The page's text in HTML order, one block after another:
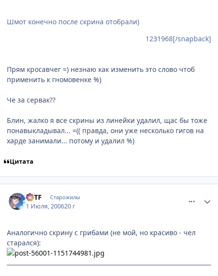
Шмот конечно после скрина отобрали)
1231968[/snapback]
Прям кросавчег =) незнаю как изменить это слово чтоб
применить к гномовенке %)
Че за сервак??
Блин, жалко я все скрины из линейки удалил, щас бы тоже
понавыкладывал... =(( правда, они уже несколько гигов на
харде занимали... потому и удалил %)
Цитата
BTTF Старожилы
1 Июля, 200620 г
Аналогично скрину с грибами (не мой, но красиво - чел
старался):